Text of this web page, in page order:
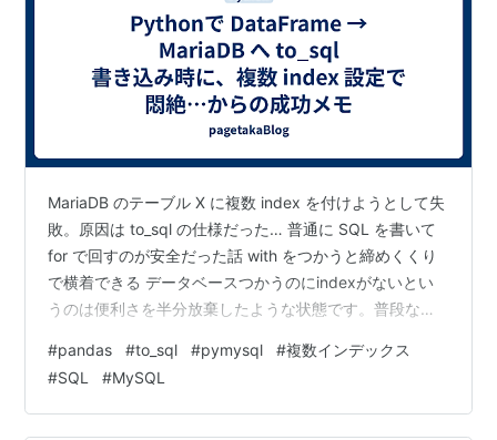
MariaDB のテーブル X に複数 index を付けようとして失
敗。原因は to_sql の仕様だった… 普通に SQL を書いて
for で回すのが安全だった話 with をつかうと締めくくり
で横着できる データベースつかうのにindexがないとい
うのは便利さを半分放棄したような状態です。普段なら
indexをつくろうとして、悶絶したです。何とか解決でき
たので、備忘録としてUPします。
#pandas #to_sql #pymysql #複数インデックス
#SQL #MySQL